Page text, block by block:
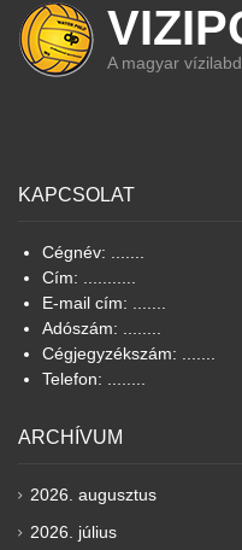
A magyar
KAPCSOLAT
Cégnév: .......
Cím: ...........
E-mail cím: .......
Adószám: ........
Cégjegyzékszám: .......
Telefon: ........
ARCHÍVUM
2026. augusztus
2026. július